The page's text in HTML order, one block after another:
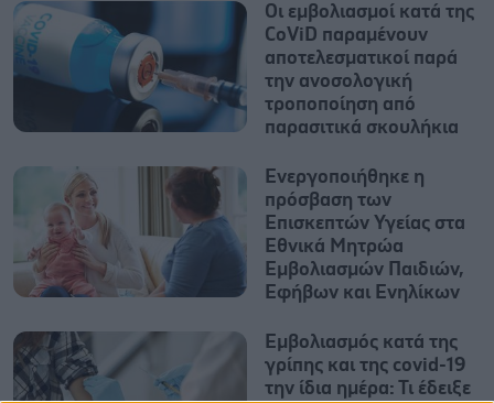
Οι εμβολιασμοί κατά της
CοViD παραμένουν
αποτελεσματικοί παρά
την ανοσολογική
τροποποίηση από
παρασιτικά σκουλήκια
Ενεργοποιήθηκε η
πρόσβαση των
Επισκεπτών Υγείας στα
Εθνικά Μητρώα
Εμβολιασμών Παιδιών,
Εφήβων και Ενηλίκων
Εμβολιασμός κατά της
γρίπης και της covid-19
την ίδια ημέρα: Τι έδειξε